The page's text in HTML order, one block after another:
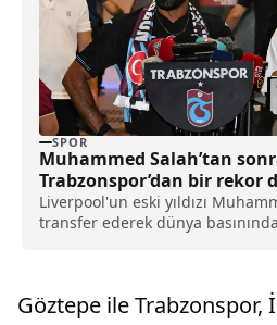
SPOR
Muhammed Salah’tan
Trabzonspor’dan bir rekor
Liverpool'un eski yıldızı
transfer ederek dünya
açıkladı.
Göztepe ile Trabzonspor,